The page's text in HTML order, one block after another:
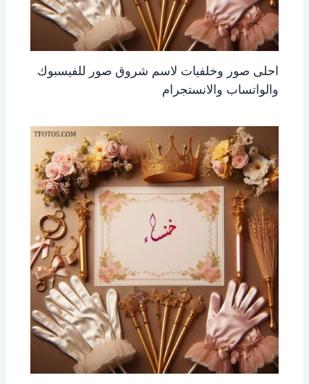
احلى صور وخلفيات لاسم شروق صور للفيسبوك
والواتساب والانستجرام